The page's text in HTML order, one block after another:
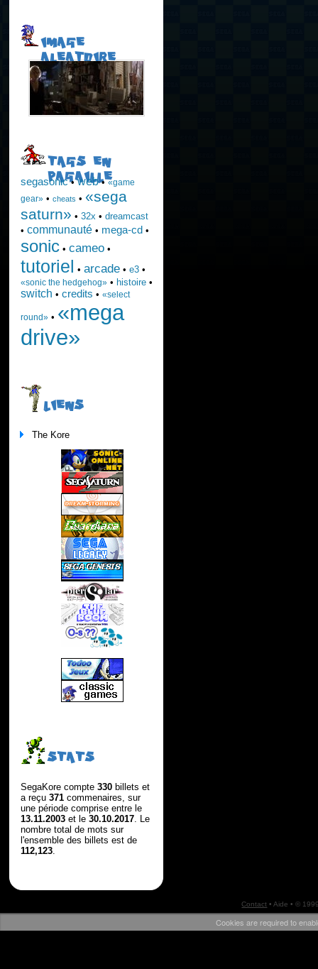
IMAGE
ALEATOIRE
TAGS EN
PAGAILLE
segasonic•web•«game
gear»• cheats • «sega
saturn» • 32x • dreamcast
• communauté• mega-cd •
sonic• cameo•
tutoriel • arcade• e3•
«sonic the hedgehog»• histoire•
switch • credits • «select
round»• «mega
drive»
LIENS
The Kore
STATS
SegaKore compte 330billets et
a reçu 371commenaires, sur
une période comprise entre le
13.11.2003et le 30.10.2017. Le
nombre total de mots sur
l'ensemble des billets est de
112,123.
Contact •Aide • ©
Cookies are required to